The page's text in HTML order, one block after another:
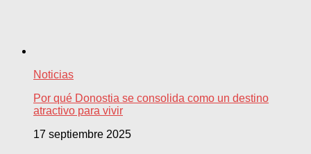
Noticias
Por qué Donostia se consolida como un destino
atractivo para vivir
17 septiembre 2025